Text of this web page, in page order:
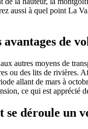
aussi à quel point La
avantages de
autres moyens de
ou des lits de rivières.
allant de mars à
ce qui est apprécié
se déroule un